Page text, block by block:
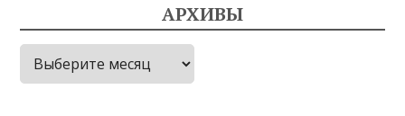
АРХИВЫ
Архивы